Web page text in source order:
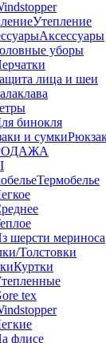
Утепление
Аксессуары
уборы
лица и шеи
бинокля
Термобелье
шерсти мериноса
Толстовки
Куртки
tex
флисе